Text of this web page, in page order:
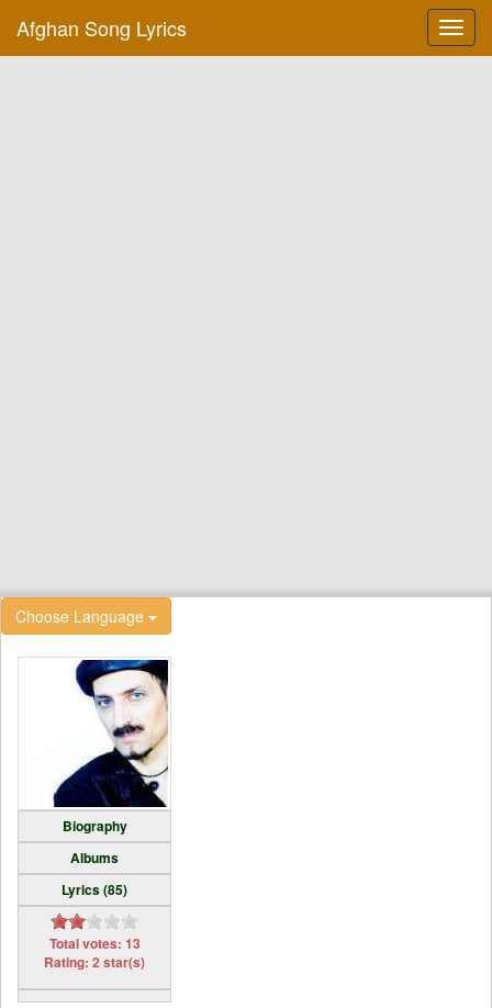
Afghan Song Lyrics
Choose Language
Biography
Albums
Lyrics (85)
Total votes: 13
Rating: 2 star(s)